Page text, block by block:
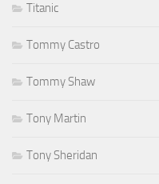
Titanic
Tommy Castro
Tommy Shaw
Tony Martin
Tony Sheridan